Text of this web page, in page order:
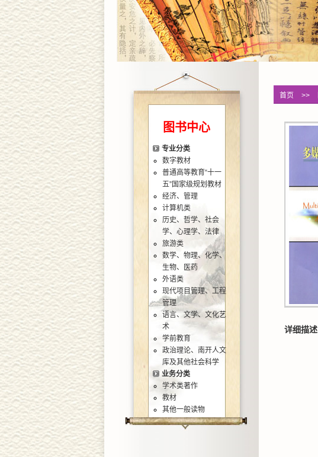
图书中心
专业分类
数字教材
普通高等教育“十一
五”国家级规划教材
经济、管理
计算机类
历史、哲学、社会
学、心理学、法律
旅游类
数学、物理、化学、
生物、医药
外语类
现代项目管理、工程
管理
语言、文学、文化艺
术
学前教育
政治理论、南开人文
库及其他社会科学
业务分类
学术类著作
教材
其他一般读物
首页 >>
详细描述